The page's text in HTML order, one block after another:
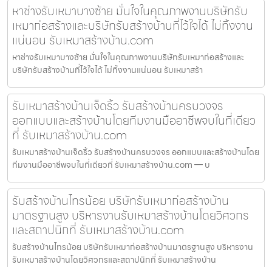
หาช่างรับเหมาบางซ้าย มั่นใจในคุณภาพงานบริษัทรับ
เหมาก่อสร้างและบริษัทรับสร้างบ้านที่ไว้ใจได้ ไม่ทิ้งงาน
แน่นอน รับเหมาสร้างบ้าน.com
หาช่างรับเหมาบางซ้าย มั่นใจในคุณภาพงานบริษัทรับเหมาก่อสร้างและ
บริษัทรับสร้างบ้านที่ไว้ใจได้ ไม่ทิ้งงานแน่นอน รับเหมาสร้า
รับเหมาสร้างบ้านเจ็ดริ้ว รับสร้างบ้านครบวงจร
ออกแบบและสร้างบ้านโดยทีมงานมืออาชีพจบในที่เดียว
ที่ รับเหมาสร้างบ้าน.com
รับเหมาสร้างบ้านเจ็ดริ้ว รับสร้างบ้านครบวงจร ออกแบบและสร้างบ้านโดย
ทีมงานมืออาชีพจบในที่เดียวที่ รับเหมาสร้างบ้าน.com — บ
รับสร้างบ้านไทรน้อย บริษัทรับเหมาก่อสร้างบ้าน
มาตรฐานสูง บริหารงานรับเหมาสร้างบ้านโดยวิศวกร
และสถาปนิกที่ รับเหมาสร้างบ้าน.com
รับสร้างบ้านไทรน้อย บริษัทรับเหมาก่อสร้างบ้านมาตรฐานสูง บริหารงาน
รับเหมาสร้างบ้านโดยวิศวกรและสถาปนิกที่ รับเหมาสร้างบ้าน